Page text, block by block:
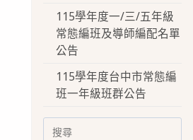
115學年度一/三/五年級
常態編班及導師編配名單
公告
115學年度台中市常態編
班一年級班群公告
Search